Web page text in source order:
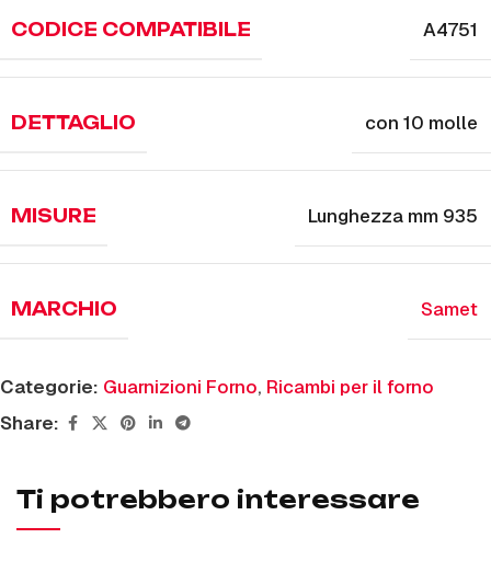
CODICE COMPATIBILE A4751
DETTAGLIO con 10 molle
MISURE Lunghezza mm 935
MARCHIO Samet
Categorie: Guarnizioni Forno, Ricambi per il forno
Share:
Ti potrebbero interessare